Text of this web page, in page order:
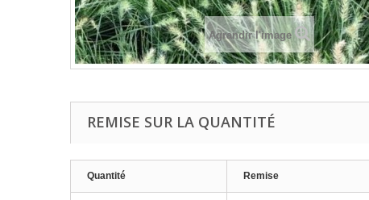
Agrandir l'image
REMISE SUR LA QUANTITÉ
Quantité Remise